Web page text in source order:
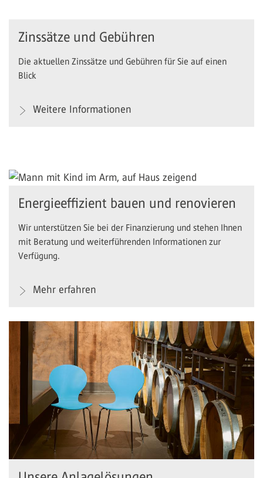
Zinssätze und Gebühren
Die aktuellen Zinssätze und Gebühren für Sie auf einen
Blick
Weitere Informationen
Energieeffizient bauen und renovieren
Wir unterstützen Sie bei der Finanzierung und stehen Ihnen
mit Beratung und weiterführenden Informationen zur
Verfügung.
Mehr erfahren